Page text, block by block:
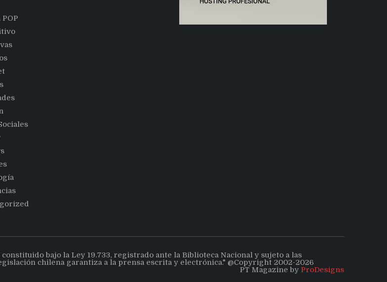
bajo la Ley 19.733, registrado ante la Biblioteca Nacional y sujeto a las
chilena garantiza a la prensa escrita y electrónica." @Copyright 2002-2026
PT Magazine by ProDesigns